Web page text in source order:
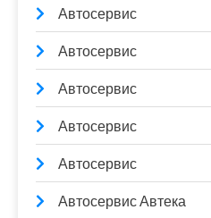
Автосервис
Автосервис
Автосервис
Автосервис
Автосервис
Автосервис Автека